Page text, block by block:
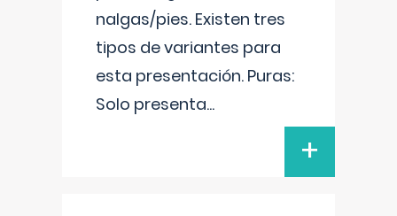
nalgas/pies. Existen tres
tipos de variantes para
esta presentación. Puras:
Solo presenta...
+